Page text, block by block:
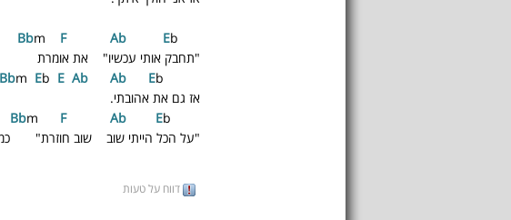
m F Ab Eb
"תחבק אותי עכשיו" את אומרת
m Eb E Ab Ab Eb
אז גם את אהובתי.
Bbm F Ab Eb
"על הכל הייתי שוב שוב חוזרת"
דווח על טעות